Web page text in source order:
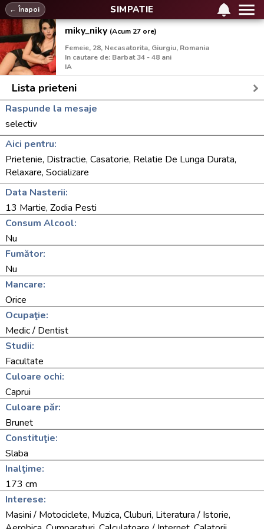
SIMPATIE
← Înapoi
miky_niky (Acum 27 ore)
Femeie, 28, Necasatorita, Giurgiu, Romania
In cautare de: Barbat 34 - 48 ani
IA
Lista prieteni
Raspunde la mesaje
selectiv
Aici pentru:
Prietenie, Distractie, Casatorie, Relatie De Lunga Durata,
Relaxare, Socializare
Data Nasterii:
13 Martie, Zodia Pesti
Consum Alcool:
Nu
Fumător:
Nu
Mancare:
Orice
Ocupaţie:
Medic / Dentist
Studii:
Facultate
Culoare ochi:
Caprui
Culoare păr:
Brunet
Constituţie:
Slaba
Inalţime:
173 cm
Interese:
Masini / Motociclete, Muzica, Cluburi, Literatura / Istorie,